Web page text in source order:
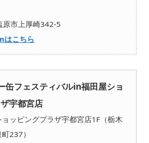
原市上厚崎342-5
こちら
缶フェスティバルin福田屋ショ
宇都宮店
ッピングプラザ宇都宮店1F（栃木
237）